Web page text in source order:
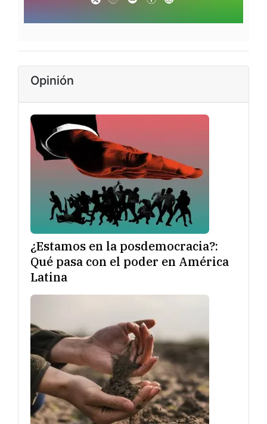
Opinión
¿Estamos en la posdemocracia?:
Qué pasa con el poder en América
Latina